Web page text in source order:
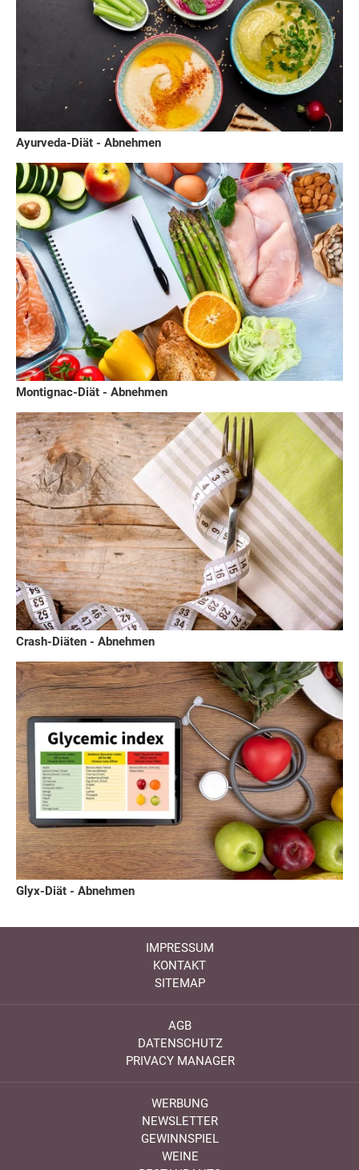
Ayurveda-Diät - Abnehmen
Montignac-Diät - Abnehmen
Crash-Diäten - Abnehmen
Glyx-Diät - Abnehmen
IMPRESSUM
KONTAKT
SITEMAP
AGB
DATENSCHUTZ
PRIVACY MANAGER
WERBUNG
NEWSLETTER
GEWINNSPIEL
WEINE